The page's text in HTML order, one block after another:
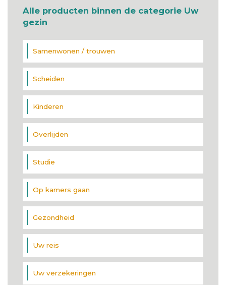
Alle producten binnen de categorie Uw
gezin
Samenwonen / trouwen
Scheiden
Kinderen
Overlijden
Studie
Op kamers gaan
Gezondheid
Uw reis
Uw verzekeringen